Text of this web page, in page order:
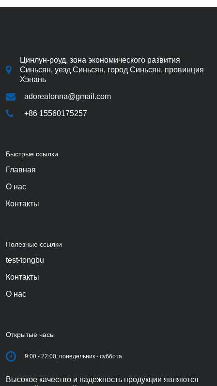
Цинлун-роуд, зона экономического развития
Синьсян, уезд Синьсян, город Синьсян, провинция
Хэнань
adorealonna@gmail.com
+86 15560175257
Быстрые ссылки
Главная
О нас
Контакты
Полезные ссылки
test-tongbu
Контакты
О нас
Открытые часы
9:00 - 22:00, понедельник - суббота
Высокое качество и надежность продукции являются